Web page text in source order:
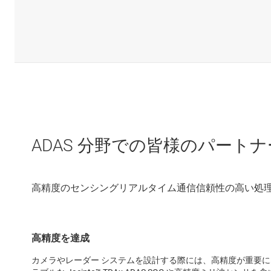
ADAS 分野での皆様のパート
高精度を達成
カメラやレーダー システムを設計する際には、高精度が重要